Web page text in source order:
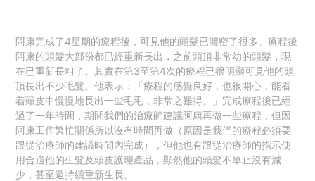
阿康完成了4星期的療程後，可見他的頭髮已濃密了很多。療程後
阿康的頭髮大部份都已經重新長出，之前頭頂非常幼的頭髮，現
在已重新長粗了。其實在第3至第4次的療程已很明顯可見他的頭
頂長出不少毛髮。他表示：「療程的感覺良好，也很開心，能看
着頭皮中慢慢地長出一些毛毛，非常之難得。」完成療程後已經
過了一年時間，期間我們的治療師建議阿康再做一些療程，但因
阿康工作繁忙關係所以沒有時間再做（原因是我們的療程必須要
跟從治療師的建議時間內完成），但他也有跟從治療師的指示使
用合適他的生髮及頭皮護理產品，顯然他的頭髮不單止沒有減
少，甚至還持續重新生長。